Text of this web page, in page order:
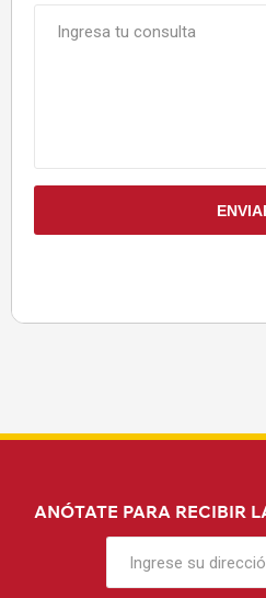
ANÓTATE PARA RECIBIR